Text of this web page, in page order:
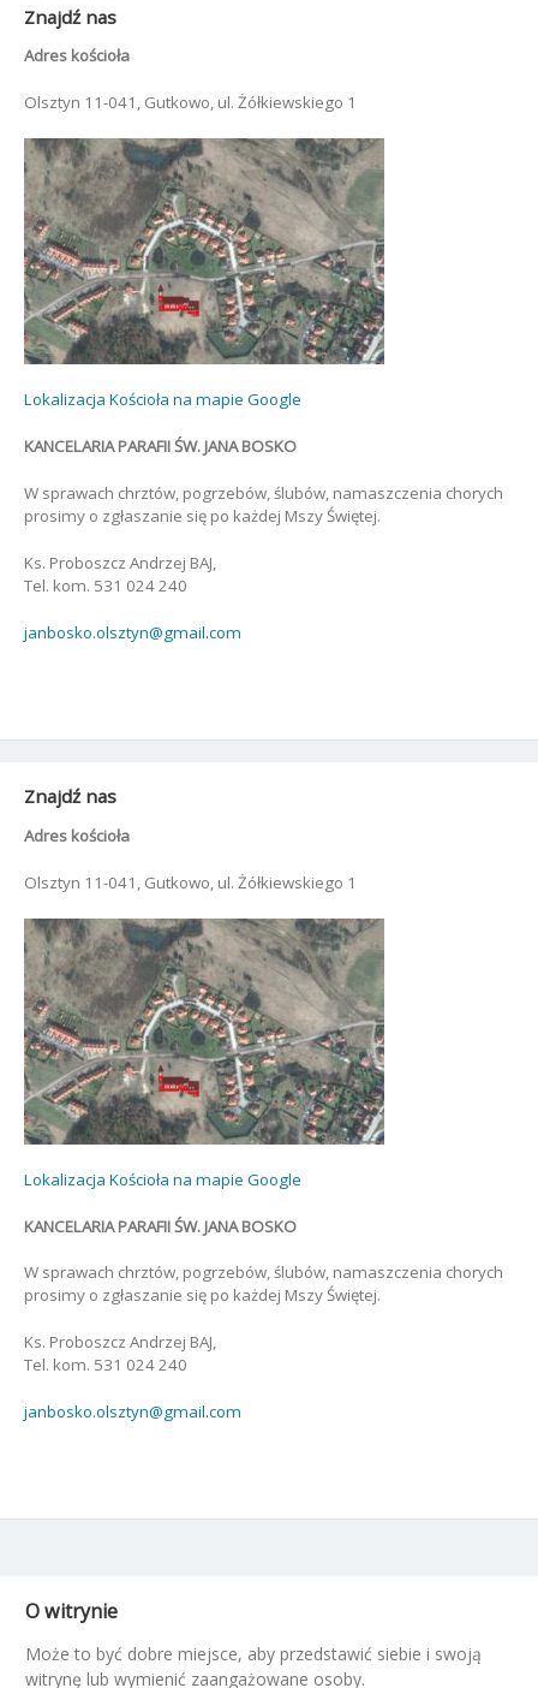
Znajdź nas
Adres kościoła
Olsztyn 11-041, Gutkowo, ul. Żółkiewskiego 1
Lokalizacja Kościoła na mapie Google
KANCELARIA PARAFII ŚW. JANA BOSKO
W sprawach chrztów, pogrzebów, ślubów, namaszczenia chorych
prosimy o zgłaszanie się po każdej Mszy Świętej.
Ks. Proboszcz Andrzej BAJ,
Tel. kom. 531 024 240
janbosko.olsztyn@gmail.com
Znajdź nas
Adres kościoła
Olsztyn 11-041, Gutkowo, ul. Żółkiewskiego 1
Lokalizacja Kościoła na mapie Google
KANCELARIA PARAFII ŚW. JANA BOSKO
W sprawach chrztów, pogrzebów, ślubów, namaszczenia chorych
prosimy o zgłaszanie się po każdej Mszy Świętej.
Ks. Proboszcz Andrzej BAJ,
Tel. kom. 531 024 240
janbosko.olsztyn@gmail.com
O witrynie
Może to być dobre miejsce, aby przedstawić siebie i swoją
witrynę lub wymienić zaangażowane osoby.